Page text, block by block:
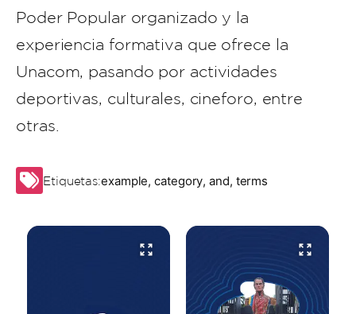
Poder Popular organizado y la
experiencia formativa que ofrece la
Unacom, pasando por actividades
deportivas, culturales, cineforo, entre
otras.
Etiquetas:example,category,and, terms